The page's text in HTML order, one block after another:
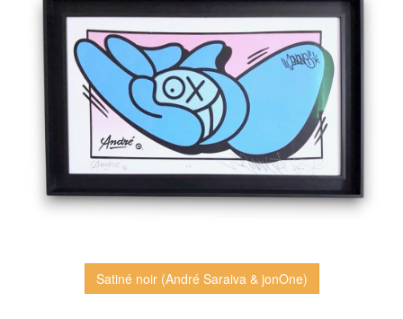
Satiné noir (André Saraiva & jonOne)